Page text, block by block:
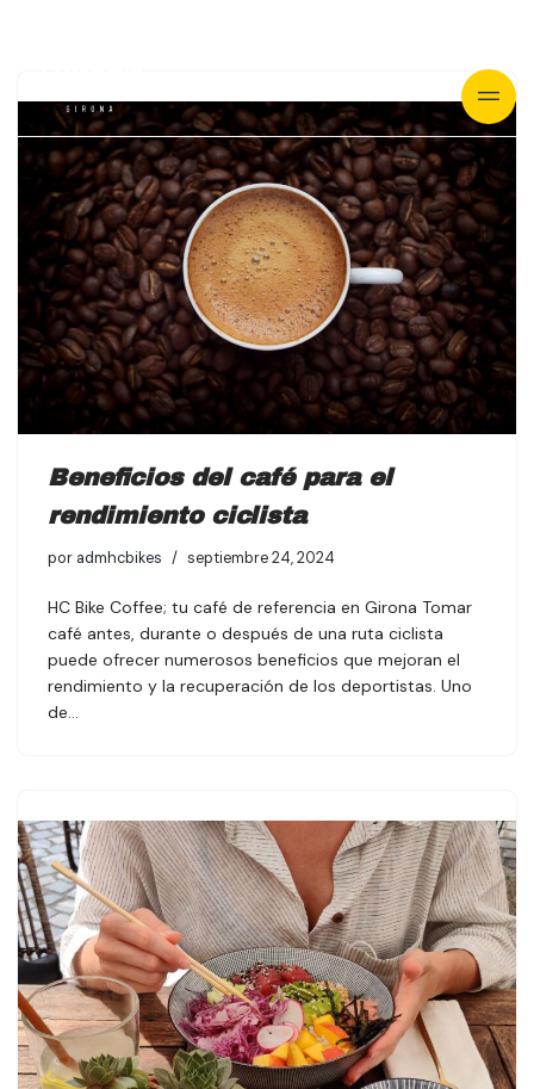
contenido
Beneficios del café para el
rendimiento ciclista
por admhcbikes septiembre 24, 2024
HC Bike Coffee; tu café de referencia en Girona Tomar
café antes, durante o después de una ruta ciclista
puede ofrecer numerosos beneficios que mejoran el
rendimiento y la recuperación de los deportistas. Uno
de…